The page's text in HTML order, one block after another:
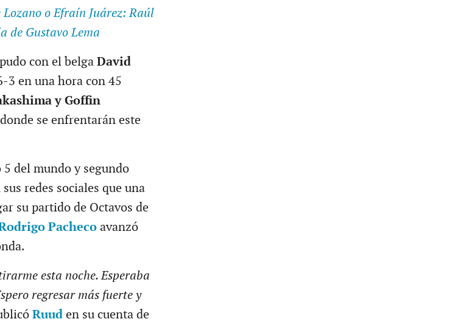
Lozano o Efraín Juárez: Raúl
de Gustavo Lema
con el belga David
3 en una hora con 45
y Goffin
se enfrentarán este
5 del mundo y segundo
redes sociales que una
su partido de Octavos de
Pachecoavanzó
esta noche. Esperaba
regresar más fuerte y
Ruud en su cuenta de